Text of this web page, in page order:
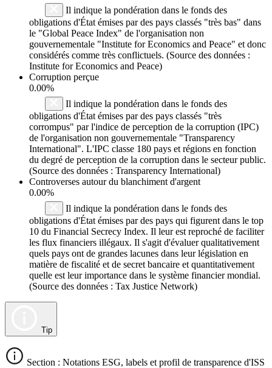
Il indique la pondération dans le fonds des
obligations d'État émises par des pays classés "très bas" dans
le "Global Peace Index" de l'organisation non
gouvernementale "Institute for Economics and Peace" et donc
considérés comme très conflictuels. (Source des données :
Institute for Economics and Peace)
Corruption perçue
0.00%
Il indique la pondération dans le fonds des
obligations d'État émises par des pays classés "très
corrompus" par l'indice de perception de la corruption (IPC)
de l'organisation non gouvernementale "Transparency
International". L'IPC classe 180 pays et régions en fonction
du degré de perception de la corruption dans le secteur public.
(Source des données : Transparency International)
Controverses autour du blanchiment d'argent
0.00%
Il indique la pondération dans le fonds des
obligations d'État émises par des pays qui figurent dans le top
10 du Financial Secrecy Index. Il leur est reproché de faciliter
les flux financiers illégaux. Il s'agit d'évaluer qualitativement
quels pays ont de grandes lacunes dans leur législation en
matière de fiscalité et de secret bancaire et quantitativement
quelle est leur importance dans le système financier mondial.
(Source des données : Tax Justice Network)
Tip
Section : Notations ESG, labels et profil de transparence d'ISS